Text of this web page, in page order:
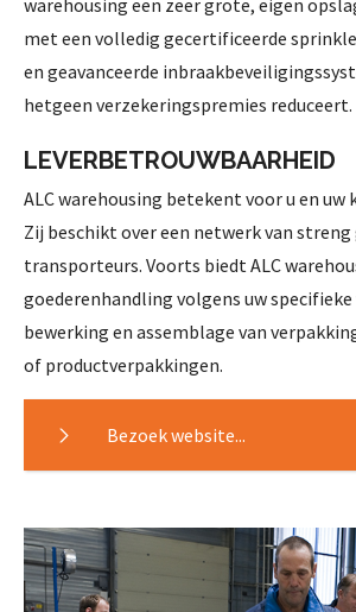
warehousing een zeer grote, eigen
met een volledig gecertificeerde
en geavanceerde
hetgeen verzekeringspremies reduceert.
LEVERBETROUWBAARHEID
ALC warehousing betekent voor u en
Zij beschikt over een netwerk van streng
transporteurs. Voorts biedtALC
goederenhandling volgens uw
bewerking en assemblage van
of productverpakkingen.
Bezoek website...